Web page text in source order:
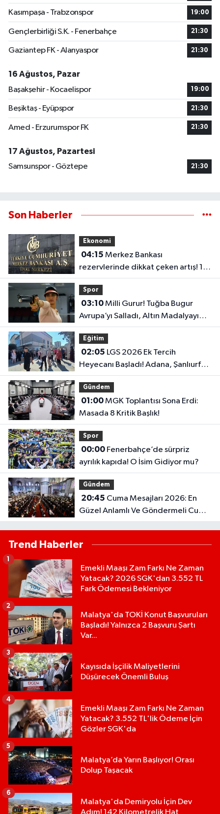
Kasımpaşa - Trabzonspor 19:00
Gençlerbirliği S.K. - Fenerbahçe 21:30
Gaziantep FK - Alanyaspor 21:30
16 Ağustos, Pazar
Başakşehir - Kocaelispor
19:00
Beşiktaş - Eyüpspor 21:30
Amed - Erzurumspor FK 21:30
17 Ağustos, Pazartesi
Samsunspor - Göztepe
21:30
Son Haberler
Ekonomi
04:15
rezervlerinde dikkat çeken artış! 1
haftada 1,8 milyar dolar yükseldi..
Spor
03:10Milli Gurur! Tuğba Bugur
Avrupa’yı Salladı, Altın Madalyayı
Türkiye’ye Getirdi..
Eğitim
02:05
Heyecanı Başladı! Adana, Şanlıurfa
ve Gaziantep Lise Taban Puanları..
Gündem
01:00MGK Toplantısı Sona Erdi:
Masada 8 Kritik Başlık!
Spor
00:00Fenerbahçe’de sürpriz
ayrılık kapıda! O İsim Gidiyor mu?
Gündem
20:45
Güzel Anlamlı Ve Göndermeli Cuma
Sözleri..
Trend Haberler
Emekli Maaşı Zam Farkı Ne Zaman
Yatacak? 2026 SGK'dan 3.552 TL
Fark Ödemesi Bekleniyor
1
Malatya'da TOKİ Konut Başvuruları
Başladı! Yalnızca 2 Başvuru Şartı
Var...
2
Kayısıda İşçilik Maliyetlerini
Düşürecek Önemli Buluş
3
Emekli Maaşı Zam Farkı Ne Zaman
Yatacak? 3.552 TL'lik Ödeme İçin
Gözler SGK'da
4
Malatya’da Yarın Başlıyor! Orası
Dolup Taşacak
5
Malatya'da Demiryolu İçin Dev
Adım! 142 Kilometrelik Hat
6